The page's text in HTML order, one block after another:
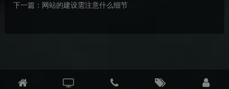
下一篇： 网站的建设需注意什么细节